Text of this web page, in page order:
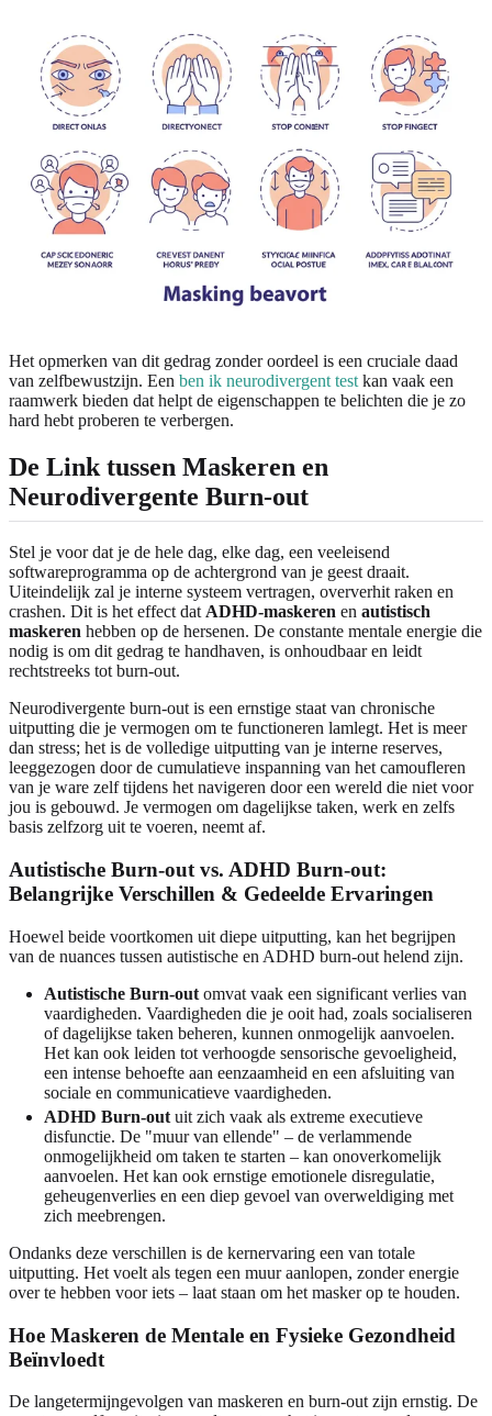
Het opmerken van dit gedrag zonder oordeel is een cruciale daad
van zelfbewustzijn. Een ben ik neurodivergent testkan vaak een
raamwerk bieden dat helpt de eigenschappen te belichten die je zo
hard hebt proberen te verbergen.
De Link tussen Maskeren en
Neurodivergente Burn-out
Stel je voor dat je de hele dag, elke dag, een veeleisend
softwareprogramma op de achtergrond van je geest draait.
Uiteindelijk zal je interne systeem vertragen, oververhit raken en
crashen. Dit is het effect datADHD-maskeren en autistisch
maskeren hebben op de hersenen. De constante mentale energie die
nodig is om dit gedrag te handhaven, is onhoudbaar en leidt
rechtstreeks tot burn-out.
Neurodivergente burn-out is een ernstige staat van chronische
uitputting die je vermogen om te functioneren lamlegt. Het is meer
dan stress; het is de volledige uitputting van je interne reserves,
leeggezogen door de cumulatieve inspanning van het camoufleren
van je ware zelf tijdens het navigeren door een wereld die niet voor
jou is gebouwd. Je vermogen om dagelijkse taken, werk en zelfs
basis zelfzorg uit te voeren, neemt af.
Autistische Burn-out vs. ADHD Burn-out:
Belangrijke Verschillen & Gedeelde Ervaringen
Hoewel beide voortkomen uit diepe uitputting, kan het begrijpen
van de nuances tussen autistische en ADHD burn-out helend zijn.
Autistische Burn-out omvat vaak een significant verlies van
vaardigheden. Vaardigheden die je ooit had, zoals socialiseren
of dagelijkse taken beheren, kunnen onmogelijk aanvoelen.
Het kan ook leiden tot verhoogde sensorische gevoeligheid,
een intense behoefte aan eenzaamheid en een afsluiting van
sociale en communicatieve vaardigheden.
ADHD Burn-out uit zich vaak als extreme executieve
disfunctie. De "muur van ellende" – de verlammende
onmogelijkheid om taken te starten – kan onoverkomelijk
aanvoelen. Het kan ook ernstige emotionele disregulatie,
geheugenverlies en een diep gevoel van overweldiging met
zich meebrengen.
Ondanks deze verschillen is de kernervaring een van totale
uitputting. Het voelt als tegen een muur aanlopen, zonder energie
over te hebben voor iets – laat staan om het masker op te houden.
Hoe Maskeren de Mentale en Fysieke Gezondheid
Beïnvloedt
De langetermijngevolgen van maskeren en burn-out zijn ernstig. De